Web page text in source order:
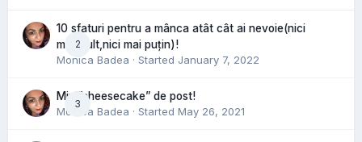
2
10 sfaturi pentru a mânca atât cât ai nevoie(nici
mai mult,nici mai puțin)!
Monica Badea · Started January 7, 2022
3
Mini”cheesecake” de post!
Monica Badea · Started May 26, 2021